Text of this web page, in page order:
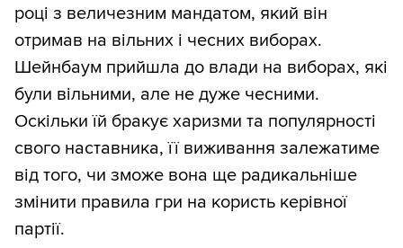
році з величезним мандатом, який він
отримав на вільних і чесних виборах.
Шейнбаум прийшла до влади на виборах, які
були вільними, але не дуже чесними.
Оскільки їй бракує харизми та популярності
свого наставника, її виживання залежатиме
від того, чи зможе вона ще радикальніше
змінити правила гри на користь керівної
партії.